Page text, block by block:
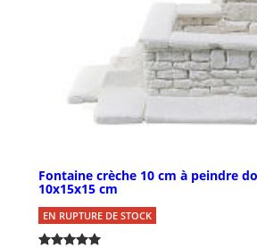
Fontaine crèche 10 cm à peindre
10x15x15 cm
EN RUPTURE DE STOCK